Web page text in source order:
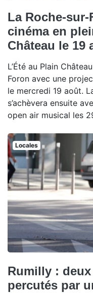
La Roche-
cinéma en
Château le 19
L’Été au Plain
Foron avec une
le mercredi 19 août.
s’achèvera ensuite
open air musical les
Locales
Rumilly :
percutés par